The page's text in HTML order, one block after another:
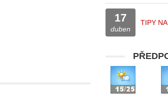
17
duben
TIPY